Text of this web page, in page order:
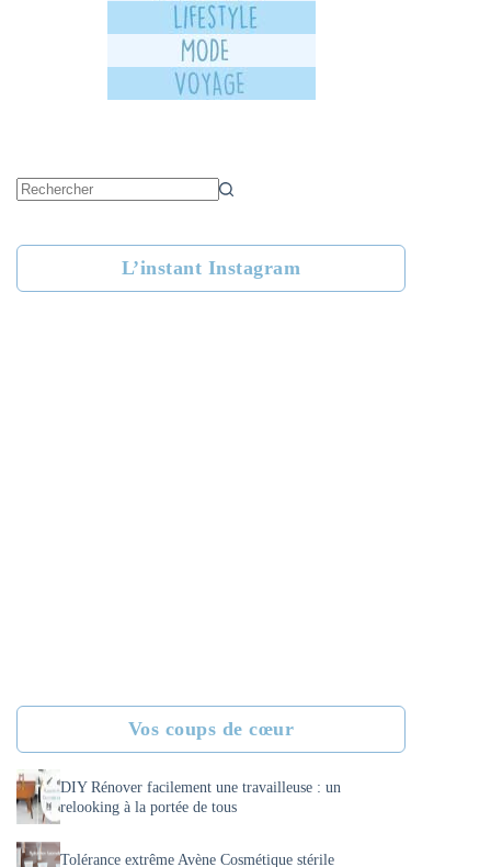
L’instant Instagram
Vos coups de cœur
DIY Rénover facilement une travailleuse : un
relooking à la portée de tous
Tolérance extrême Avène Cosmétique stérile